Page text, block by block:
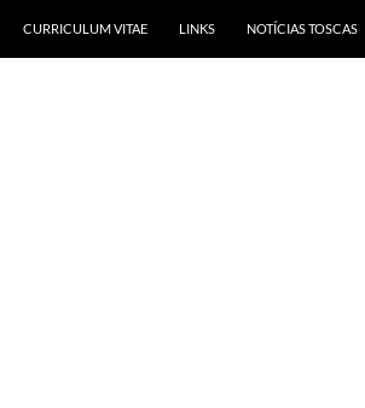
CURRICULUM VITAE LINKS NOTÍCIAS TOSCAS